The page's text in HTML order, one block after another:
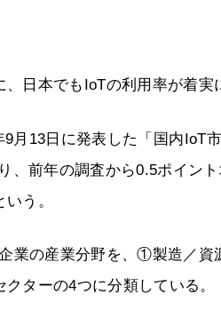
日本でもIoTの利用率が着実
9月13日に発表した「国内IoT
、前年の調査から0.5ポイン
う。
業の産業分野を、①製造／
ターの4つに分類している。